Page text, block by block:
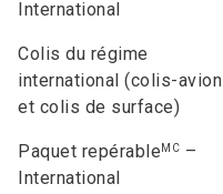
International
Colis du régime
international (colis-avion
et colis de surface)
Paquet repérable MC –
International